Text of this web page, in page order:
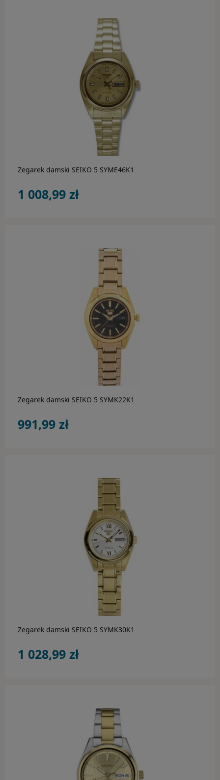
Zegarek damski SEIKO 5 SYME46K1
1 008,99 zł
do koszyka
Zegarek damski SEIKO 5 SYMK22K1
991,99 zł
do koszyka
Zegarek damski SEIKO 5 SYMK30K1
1 028,99 zł
do koszyka